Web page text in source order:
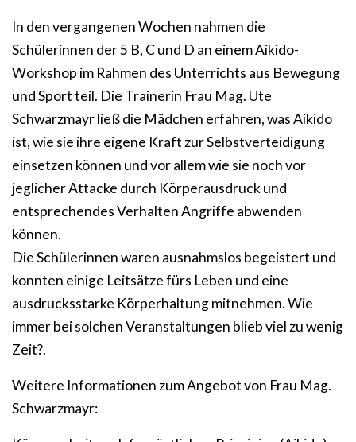
In den vergangenen Wochen nahmen die
Schülerinnen der 5 B, C und D an einem Aikido-
Workshop im Rahmen des Unterrichts aus Bewegung
und Sport teil. Die Trainerin Frau Mag. Ute
Schwarzmayr ließ die Mädchen erfahren, was Aikido
ist, wie sie ihre eigene Kraft zur Selbstverteidigung
einsetzen können und vor allem wie sie noch vor
jeglicher Attacke durch Körperausdruck und
entsprechendes Verhalten Angriffe abwenden
können.
Die Schülerinnen waren ausnahmslos begeistert und
konnten einige Leitsätze fürs Leben und eine
ausdrucksstarke Körperhaltung mitnehmen. Wie
immer bei solchen Veranstaltungen blieb viel zu wenig
Zeit?.
Weitere Informationen zum Angebot von Frau Mag.
Schwarzmayr: